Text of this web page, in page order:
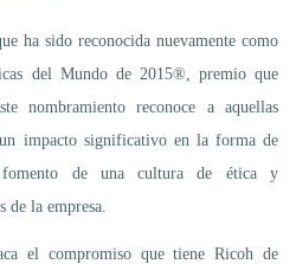
ha sido reconocida nuevamente como
del Mundo de 2015®, premio que
nombramiento reconoce a aquellas
impacto significativo en la forma de
fomento de una cultura de ética y
de la empresa.
el compromiso que tiene Ricoh de